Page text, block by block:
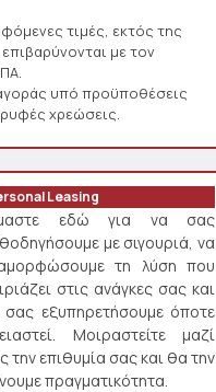
τιμές, εκτός της
με τον
υπό προϋποθέσεις
χρεώσεις.
Leasing
εδώ για να σας
με σιγουριά, να
τη λύση που
στις ανάγκες σας και
σας εξυπηρετήσουμε όποτε
Μοιραστείτε μαζί
την επιθυμία σας και θα την
πραγματικότητα.